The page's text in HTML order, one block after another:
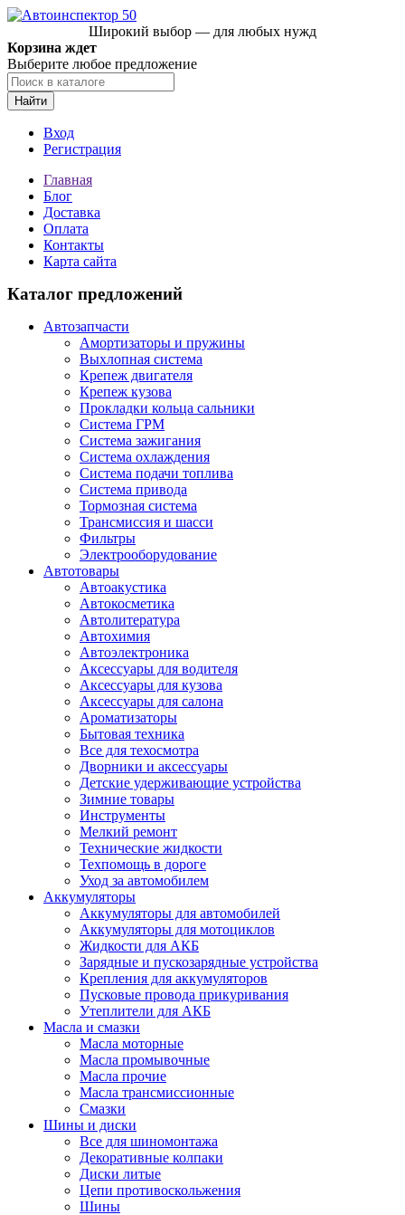
Широкий выбор — для любых нужд
Корзина ждет
Выберите любое предложение
Найти
Вход
Регистрация
Главная
Блог
Доставка
Оплата
Контакты
Карта сайта
Каталог предложений
Автозапчасти
Амортизаторы и пружины
Выхлопная система
Крепеж двигателя
Крепеж кузова
Прокладки кольца сальники
Система ГРМ
Система зажигания
Система охлаждения
Система подачи топлива
Система привода
Тормозная система
Трансмиссия и шасси
Фильтры
Электрооборудование
Автотовары
Автоакустика
Автокосметика
Автолитература
Автохимия
Автоэлектроника
Аксессуары для водителя
Аксессуары для кузова
Аксессуары для салона
Ароматизаторы
Бытовая техника
Все для техосмотра
Дворники и аксессуары
Детские удерживающие устройства
Зимние товары
Инструменты
Мелкий ремонт
Технические жидкости
Техпомощь в дороге
Уход за автомобилем
Аккумуляторы
Аккумуляторы для автомобилей
Аккумуляторы для мотоциклов
Жидкости для АКБ
Зарядные и пускозарядные устройства
Крепления для аккумуляторов
Пусковые провода прикуривания
Утеплители для АКБ
Масла и смазки
Масла моторные
Масла промывочные
Масла прочие
Масла трансмиссионные
Смазки
Шины и диски
Все для шиномонтажа
Декоративные колпаки
Диски литые
Цепи противоскольжения
Шины